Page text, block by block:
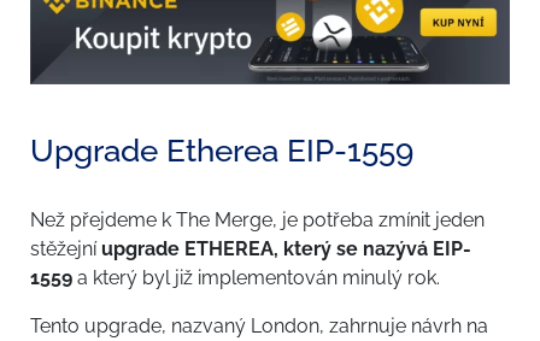
Upgrade Etherea EIP-1559
Než přejdeme k The Merge, je potřeba zmínit jeden
stěžejníupgrade ETHEREA, který se nazývá EIP-
1559 a který byl již implementován minulý rok.
Tento upgrade, nazvaný London, zahrnuje návrh na